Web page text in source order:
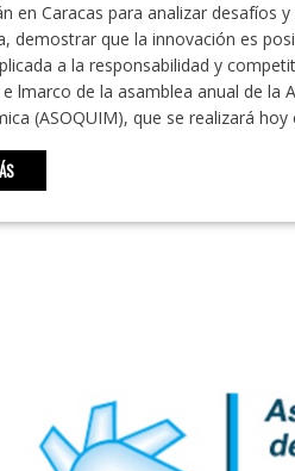
en Caracas para analizar desafíos
demostrar que la innovación es
a la responsabilidad y
e lmarco de la asamblea anual de la
(ASOQUIM), que se realizará hoy